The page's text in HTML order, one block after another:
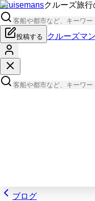
Cruisemansクルーズ旅
投稿する クルーズマ
ブログ